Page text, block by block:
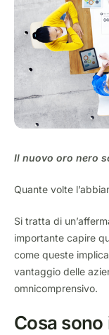
Il nuovo oro nero
Quante volte
Si tratta di
importante capire
come queste
vantaggio delle
omnicomprensivo.
Cosa sono